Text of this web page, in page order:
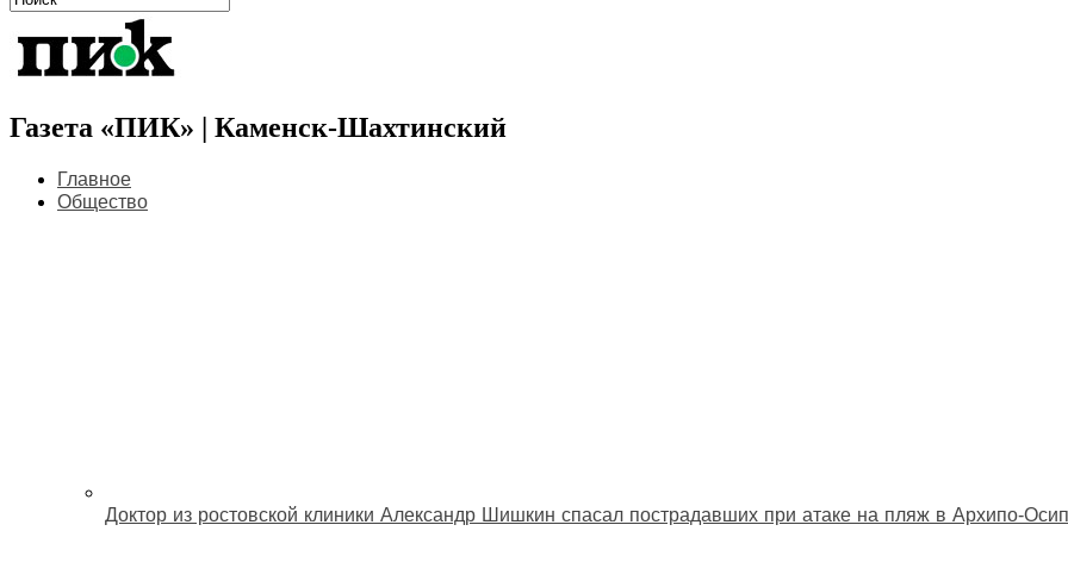
Газета «ПИК» | Каменск-Шахтинский
Главное
Общество
Доктор из ростовской клиники Александр Шишкин спасал пострадавших при атаке на пляж в